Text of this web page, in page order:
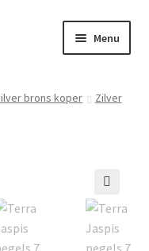
Menu
brons koper
Zilver
🔍